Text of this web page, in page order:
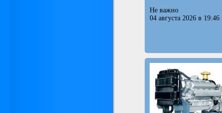
Не важно
04 августа 2026 в 19:46